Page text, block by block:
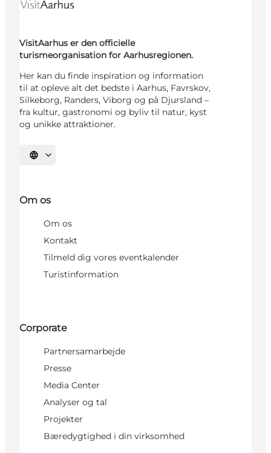
VisitAarhus er den officielle
turismeorganisation for Aarhusregionen.
Her kan du finde inspiration og information
til at opleve alt det bedste i Aarhus, Favrskov,
Silkeborg, Randers, Viborg og på Djursland –
fra kultur, gastronomi og byliv til natur, kyst
og unikke attraktioner.
Vælg sprog
Om os
Om os
Kontakt
Tilmeld dig vores eventkalender
Turistinformation
Corporate
Partnersamarbejde
Presse
Media Center
Analyser og tal
Projekter
Bæredygtighed i din virksomhed